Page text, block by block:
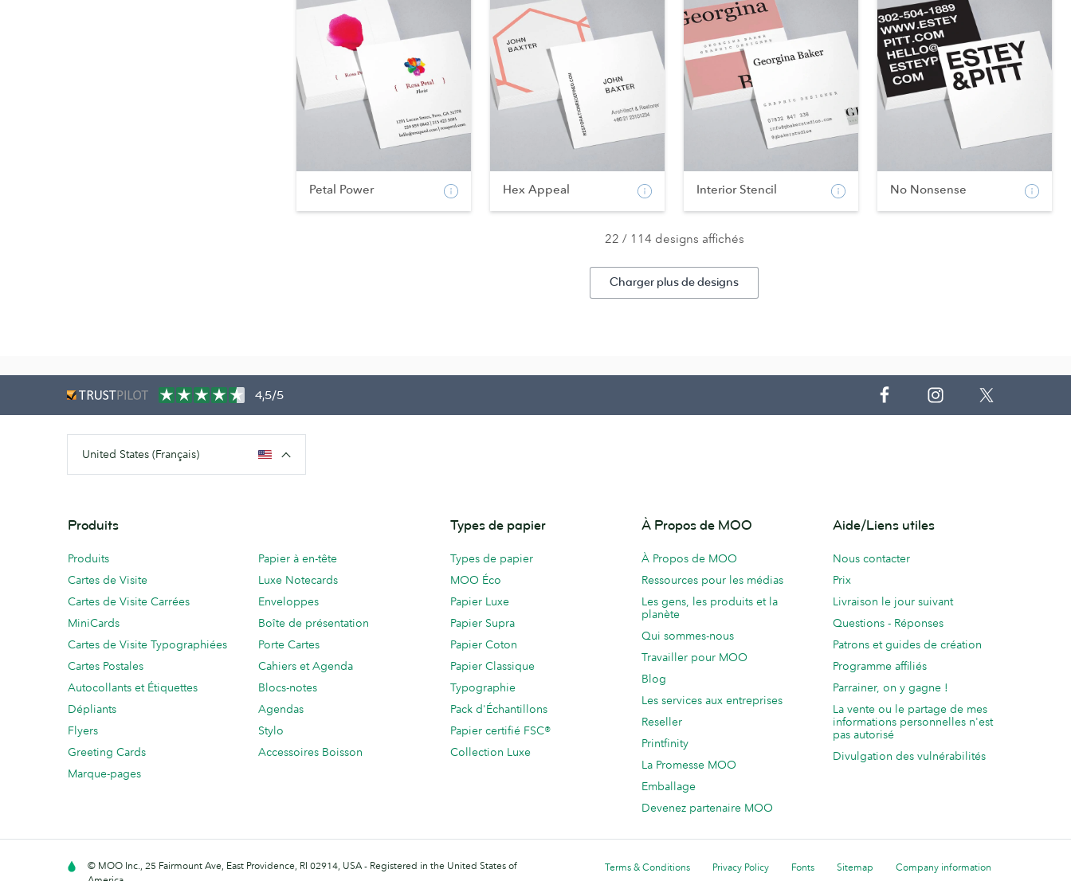
Petal Power Hex Appeal Interior Stencil No Nonsense
22 / 114 designs affichés
Charger plus de designs
4,5/5
United States (Français)
Produits
Produits
Cartes de Visite
Cartes de Visite Carrées
MiniCards
Cartes de Visite Typographiées
Cartes Postales
Autocollants et Étiquettes
Dépliants
Flyers
Greeting Cards
Marque-pages
Papier à en-tête
Luxe Notecards
Enveloppes
Boîte de présentation
Porte Cartes
Cahiers et Agenda
Blocs-notes
Agendas
Stylo
Accessoires Boisson
Types de papier
Types de papier
MOO Éco
Papier Luxe
Papier Supra
Papier Coton
Papier Classique
Typographie
Pack d'Échantillons
Papier certifié FSC®
Collection Luxe
À Propos de MOO
À Propos de MOO
Ressources pour les médias
Les gens, les produits et la
planète
Qui sommes-nous
Travailler pour MOO
Blog
Les services aux entreprises
Reseller
Printfinity
La Promesse MOO
Emballage
Devenez partenaire MOO
Aide/Liens utiles
Nous contacter
Prix
Livraison le jour suivant
Questions - Réponses
Patrons et guides de création
Programme affiliés
Parrainer, on y gagne !
La vente ou le partage de mes
informations personnelles n'est
pas autorisé
Divulgation des vulnérabilités
Terms & Conditions Privacy Policy Fonts Sitemap Company information
© MOO Inc., 25 Fairmount Ave, East Providence, RI 02914, USA - Registered in the United States of